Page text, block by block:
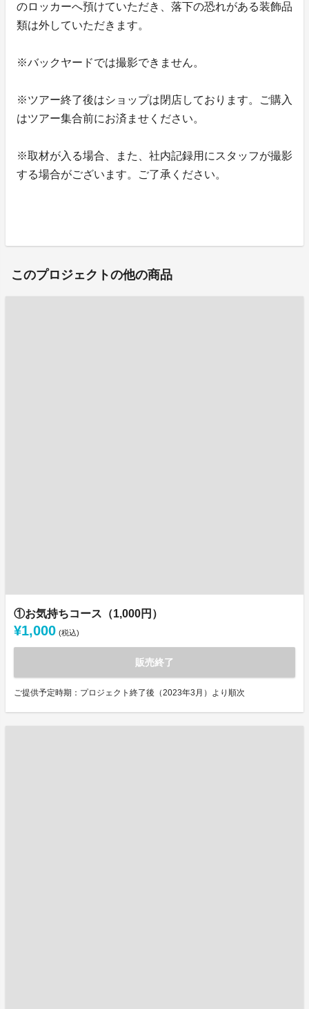
のロッカーへ預けていただき、落下の恐れがある装飾品
類は外していただきます。
※バックヤードでは撮影できません。
※ツアー終了後はショップは閉店しております。ご購入
はツアー集合前にお済ませください。
※取材が入る場合、また、社内記録用にスタッフが撮影
する場合がございます。ご了承ください。
このプロジェクトの他の商品
①お気持ちコース（1,000円）
¥1,000 (税込)
販売終了
ご提供予定時期：プロジェクト終了後（2023年3月）より順次